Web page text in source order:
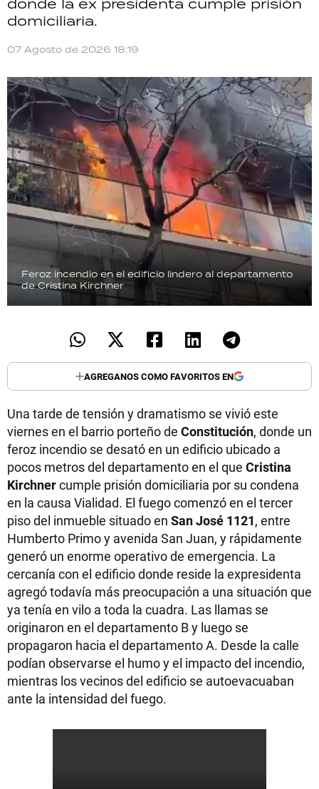
domiciliaria.
07 Agosto de 2026 18:19
Feroz incendio en el edificio lindero al departamento
de Cristina Kirchner
AGREGANOS COMO FAVORITOS EN
Una tarde de tensión y dramatismo se vivió este
viernes en el barrio porteño de Constitución, donde un
feroz incendio se desató en un edificio ubicado a
pocos metros del departamento en el que Cristina
Kirchnercumple prisión domiciliaria por su condena
en la causa Vialidad. El fuego comenzó en el tercer
piso del inmueble situado en San José 1121, entre
Humberto Primo y avenida San Juan, y rápidamente
generó un enorme operativo de emergencia. La
cercanía con el edificio donde reside la expresidenta
agregó todavía más preocupación a una situación que
ya tenía en vilo a toda la cuadra. Las llamas se
originaron en el departamento B y luego se
propagaron hacia el departamento A. Desde la calle
podían observarse el humo y el impacto del incendio,
mientras los vecinos del edificio se autoevacuaban
ante la intensidad del fuego.